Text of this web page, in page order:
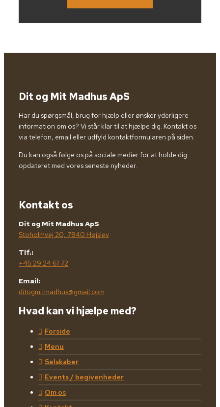
Dit og Mit Madhus ApS
Har du spørgsmål, brug for hjælp eller ønsker yderligere
information om os? Vi står klar til at hjælpe dig. Kontakt os
via telefon, email eller udfyld kontaktformularen på siden.
Du kan også følge os på sociale medier for at holde dig
opdateret med vores seneste nyheder.
Kontakt os
Dit og Mit Madhus ApS
Stoholmvej 20, 7840 Højslev
Tlf.:
+45 29 24 61 72
Email:
ditogmitmadhus@gmail.com
Hvad kan vi hjælpe med?
Forside
Menu
Selskaber
Events / begivenheder
Om os